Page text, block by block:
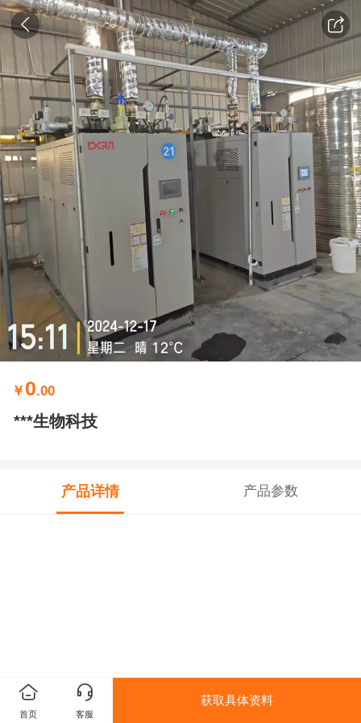
￥ 0.00
***生物科技
产品详情 产品参数
首页 客服
获取具体资料